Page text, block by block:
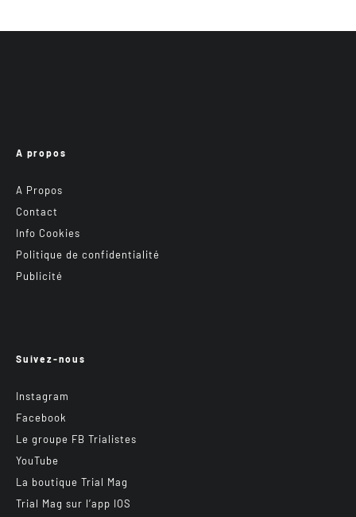
A propos
A Propos
Contact
Info Cookies
Politique de confidentialité
Publicité
Suivez-nous
Instagram
Facebook
Le groupe FB Trialistes
YouTube
La boutique Trial Mag
Trial Mag sur l’app IOS